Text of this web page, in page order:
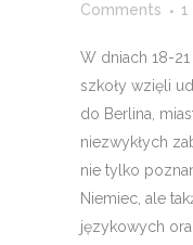
Comments
1
W dniach 18-
szkoły wzięli
do Berlina,
niezwykłych
nie tylko
Niemiec, ale
językowych